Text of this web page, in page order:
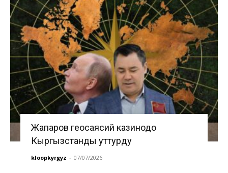
Жапаров геосаясий казинодо
Кыргызстанды уттурду
kloopkyrgyz - 07/07/2026